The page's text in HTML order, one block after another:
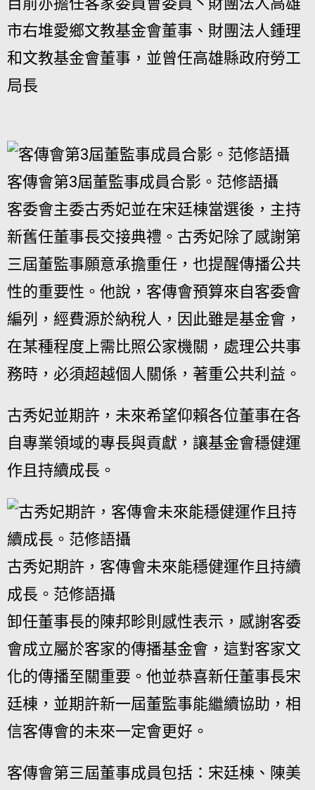
市右堆愛鄉文教基金會董事、財團法人鍾理
和文教基金會董事，並曾任高雄縣政府勞工
局長
客傳會第3屆董監事成員合影。范修語攝
客委會主委古秀妃並在宋廷棟當選後，主持
新舊任董事長交接典禮。古秀妃除了感謝第
三屆董監事願意承擔重任，也提醒傳播公共
性的重要性。他說，客傳會預算來自客委會
編列，經費源於納稅人，因此雖是基金會，
在某種程度上需比照公家機關，處理公共事
務時，必須超越個人關係，著重公共利益。
古秀妃並期許，未來希望仰賴各位董事在各
自專業領域的專長與貢獻，讓基金會穩健運
作且持續成長。
古秀妃期許，客傳會未來能穩健運作且持續
成長。范修語攝
卸任董事長的陳邦畛則感性表示，感謝客委
會成立屬於客家的傳播基金會，這對客家文
化的傳播至關重要。他並恭喜新任董事長宋
廷棟，並期許新一屆董監事能繼續協助，相
信客傳會的未來一定會更好。
客傳會第三屆董事成員包括：宋廷棟、陳美